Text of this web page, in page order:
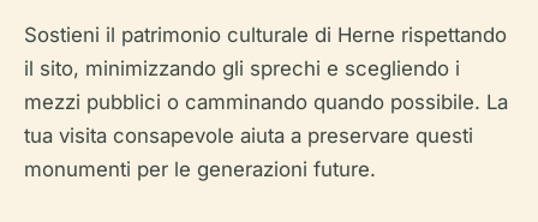
Sostieni il patrimonio culturale di Herne rispettando
il sito, minimizzando gli sprechi e scegliendo i
mezzi pubblici o camminando quando possibile. La
tua visita consapevole aiuta a preservare questi
monumenti per le generazioni future.